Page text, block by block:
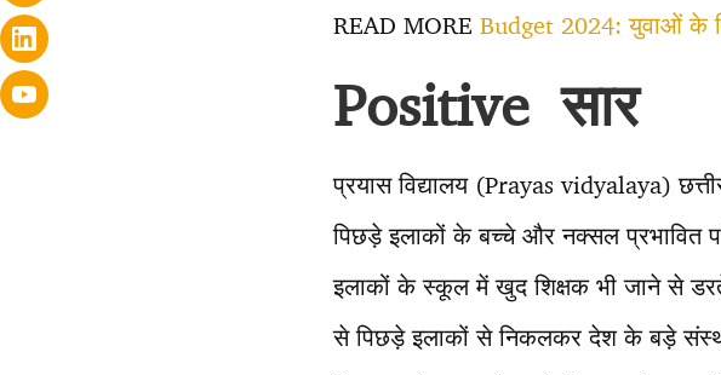
READ MORE Budget 2024: युवाओं के
Positive सार
प्रयास विद्यालय (Prayas vidyalaya)
पिछड़े इलाकों के बच्चे और नक्सल प्रभावित
इलाकों के स्कूल में खुद शिक्षक भी जाने से
से पिछड़े इलाकों से निकलकर देश के बड़े